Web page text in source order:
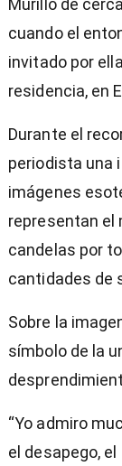
cuando el
invitado por
residencia, en
Durante el
periodista una
imágenes
representan el
candelas por
cantidades de
Sobre la
símbolo de la
“Yo admiro
el desapego,